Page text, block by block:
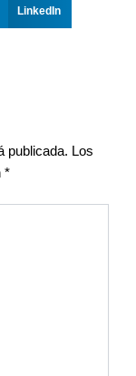
LinkedIn
publicada. Los
*